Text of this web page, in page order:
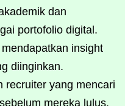
dan
portofolio digital.
insight
diinginkan.
recruiter yang mencari
mereka lulus.